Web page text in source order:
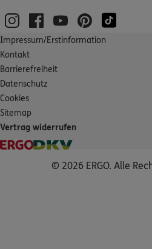
Impressum/Erstinformation
Kontakt
Barrierefreiheit
Datenschutz
Cookies
Sitemap
Vertrag widerrufen
© 2026 ERGO. Alle